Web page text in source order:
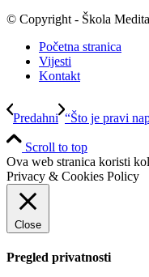
© Copyright - Škola
Početna stranica
Vijesti
Kontakt
Predahni “Što je pravi
Scroll to top
Ova web stranica koristi
Privacy & Cookies Policy
Close
Pregled privatnosti